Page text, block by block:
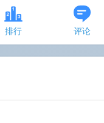
排行 评论